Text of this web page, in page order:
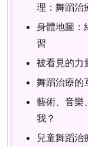
理：舞蹈治
身體地圖：
習
被看見的力
舞蹈治療的
藝術、音樂
我？
兒童舞蹈治